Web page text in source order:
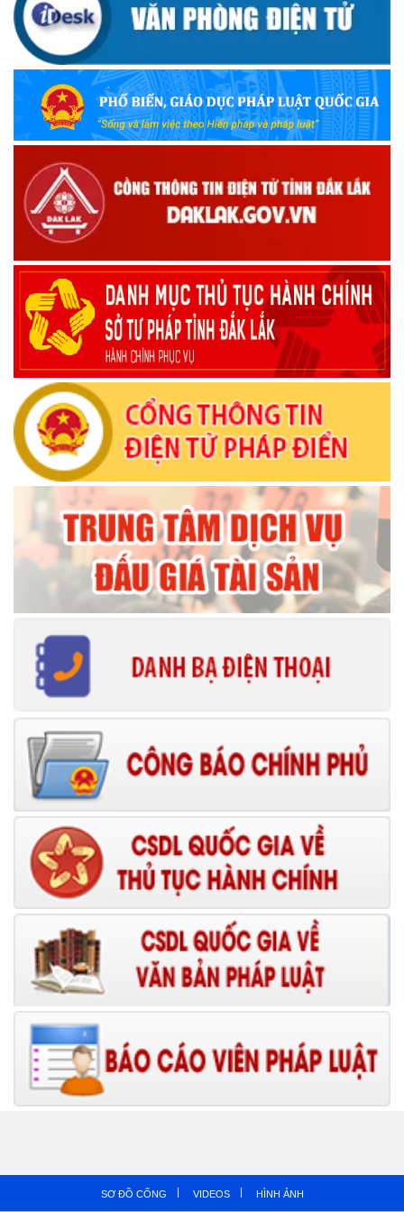
UBND TỈNH ĐẮK LẮK KHUYẾN CÁO NGƯỜI DÂN TĂNG
CƯỜNG PHÒNG, CHỐNG BỆNH TẢ
(09/10/2025)
Bộ Quốc phòng công bố thủ tục hành chính đủ điều kiện
tái cấu trúc thực hiện toàn trình, một phần trên môi trường
điện tử
(09/10/2025)
Bộ Chính trị, Ban Bí thư kết luận về phân cấp, phân quyền
trong vận hành chính quyền địa phương 2 cấp
SƠ ĐỒ CỔNG VIDEOS HÌNH ẢNH